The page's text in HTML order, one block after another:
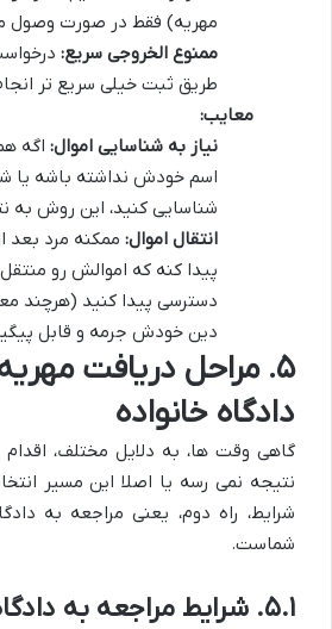
مهریه) فقط در صورت وصول
ممنوع الخروجی سریع:
طریق ثبت خیلی سریع تر
معایب:
نیاز به شناسایی اموال: اگه
اسم خودش نداشته باشه یا
شناسایی کنید، این روش به
انتقال اموال: ممکنه مرد بعد
پیدا کنه که اموالش رو
دسترسی پیدا کنید (هرچند
دین خودش جرمه و قابل
۵. مراحل دریافت
دادگاه خانواده
گاهی وقت ها، به دلایل مختلف، اقدام
نتیجه نمی رسه یا اصلا این مسیر
شرایط، راه دوم، یعنی مراجعه به
شماست.
۵.۱. شرایط مراجعه به دادگاه